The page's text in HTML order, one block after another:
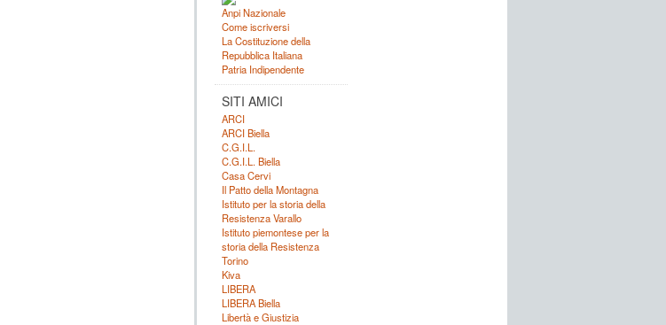
Anpi Nazionale
Come iscriversi
La Costituzione della
Repubblica Italiana
Patria Indipendente
SITI AMICI
ARCI
ARCI Biella
C.G.I.L.
C.G.I.L. Biella
Casa Cervi
Il Patto della Montagna
Istituto per la storia della
Resistenza Varallo
Istituto piemontese per la
storia della Resistenza
Torino
Kiva
LIBERA
LIBERA Biella
Libertà e Giustizia